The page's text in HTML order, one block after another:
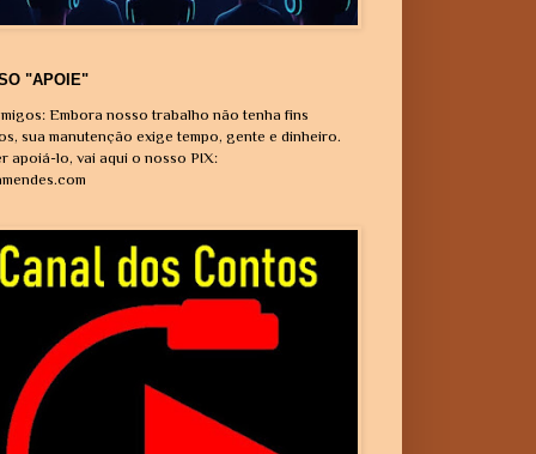
"APOIE"
Embora nosso trabalho não tenha fins
sua manutenção exige tempo, gente e dinheiro.
apoiá-lo, vai aqui o nosso PIX: